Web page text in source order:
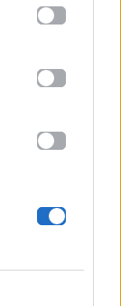
Επόμενο